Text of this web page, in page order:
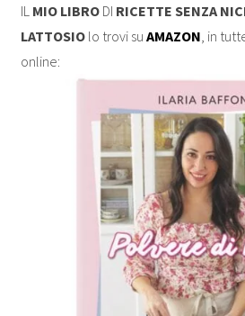
IL MIO LIBRO DI RICETTE SENZA
LATTOSIO lo trovi suAMAZON , in
online: